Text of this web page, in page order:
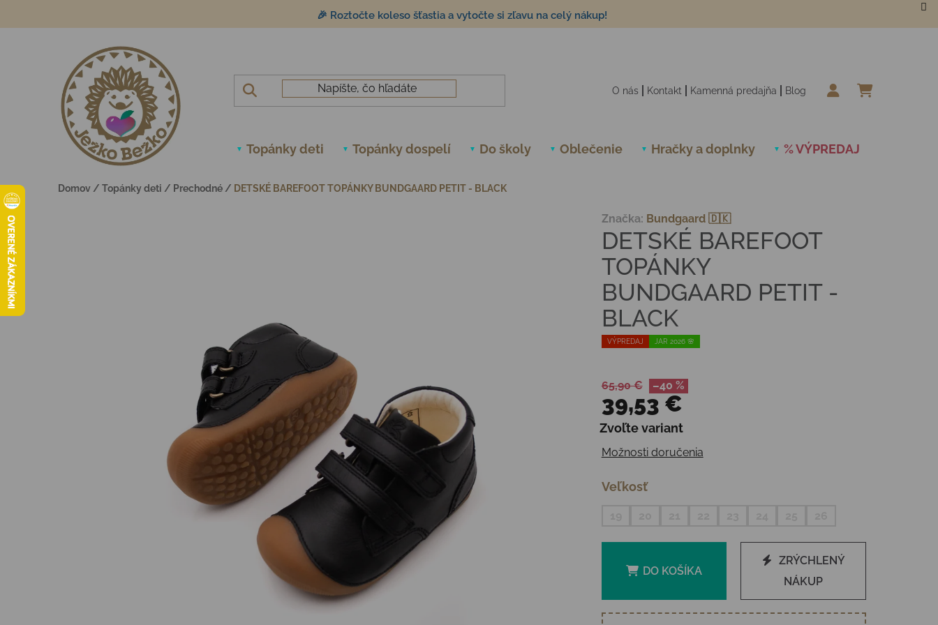
🎉 Roztočte koleso šťastia a vytočte si zľavu na celý nákup!
O nás Kontakt Kamenná predajňa Blog
Topánky deti Topánky dospelí Do školy Oblečenie Hračky a doplnky % VÝPREDAJ
Domov / Topánky deti / Prechodné / DETSKÉ BAREFOOT TOPÁNKY BUNDGAARD PETIT - BLACK
VÝPREDAJ JAR 2026 🌸
DETSKÉ BAREFOOT
TOPÁNKY
BUNDGAARD PETIT -
BLACK
Značka: Bundgaard 🇩🇰
65,90 € –40 %
39,53 €
Jednotková cena:
Zvoľte variant
Možnosti doručenia
Veľkosť
DO KOŠÍKA
ZRÝCHLENÝ
NÁKUP